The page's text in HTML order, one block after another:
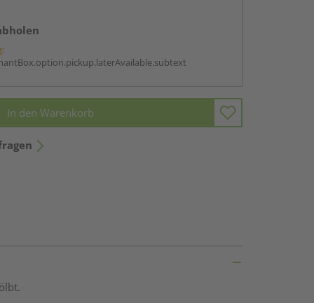
In den Warenkorb